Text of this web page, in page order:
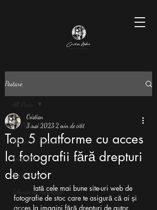
Postare
All Posts
Sfaturi & Trucuri
Fotografie
Evenimente
Tehnici de compoziție
Artă
All Posts
Top 5 platforme cu acces
la fotografii fără drepturi
de autor
Cristian
3 mai 2023 2 min de citit
Iată cele mai bune site-uri web de
fotografie de stoc care te asigură că ai și
acces la imagini fără drepturi de autor.